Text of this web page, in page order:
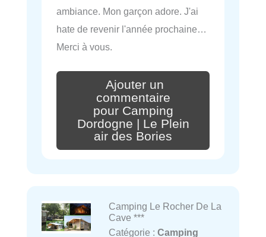
ambiance. Mon garçon adore. J'ai
hate de revenir l'année prochaine…
Merci à vous.
Ajouter un
commentaire
pour Camping
Dordogne | Le Plein
air des Bories
Camping Le Rocher De La
Cave ***
Catégorie : Camping